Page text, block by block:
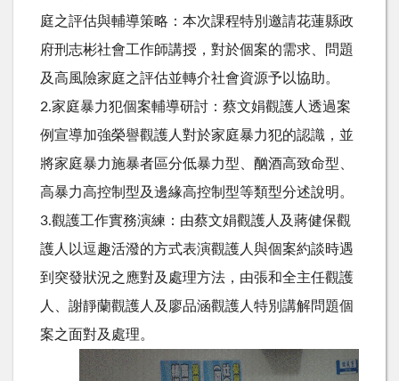
庭之評估與輔導策略：本次課程特別邀請花蓮縣政
府刑志彬社會工作師講授，對於個案的需求、問題
及高風險家庭之評估並轉介社會資源予以協助。
2.家庭暴力犯個案輔導研討：蔡文娟觀護人透過案
例宣導加強榮譽觀護人對於家庭暴力犯的認識，並
將家庭暴力施暴者區分低暴力型、酗酒高致命型、
高暴力高控制型及邊緣高控制型等類型分述說明。
3.觀護工作實務演練：由蔡文娟觀護人及蔣健保觀
護人以逗趣活潑的方式表演觀護人與個案約談時遇
到突發狀況之應對及處理方法，由張和全主任觀護
人、謝靜蘭觀護人及廖品涵觀護人特別講解問題個
案之面對及處理。